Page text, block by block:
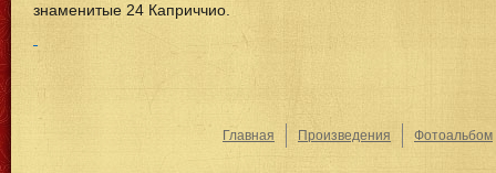
знаменитые 24 Каприччио.
Главная Произведения Фотоальбом